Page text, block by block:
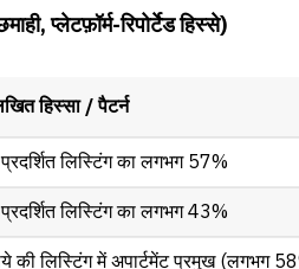
प्लेटफ़ॉर्म-रिपोर्टेड हिस्से)
हिस्सा / पैटर्न
लिस्टिंग का लगभग 57%
लिस्टिंग का लगभग 43%
की लिस्टिंग में अपार्टमेंट प्रमुख (लगभग